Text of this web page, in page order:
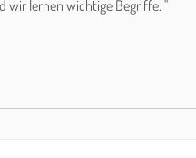
wir lernen wichtige Begriffe. "